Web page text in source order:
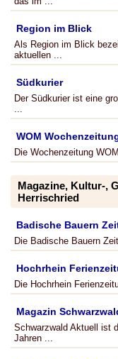
Region im Blick
Als Region im Blick
aktuellen ...
Südkurier
Der Südkurier ist eine
...
WOM
Die Wochenzeitung
Magazine, Kultur-,
Herrischried
Badische Bauern
Die Badische Bauern
Hochrhein
Die Hochrhein
Magazin
Schwarzwald Aktuell ist
Jahren ...